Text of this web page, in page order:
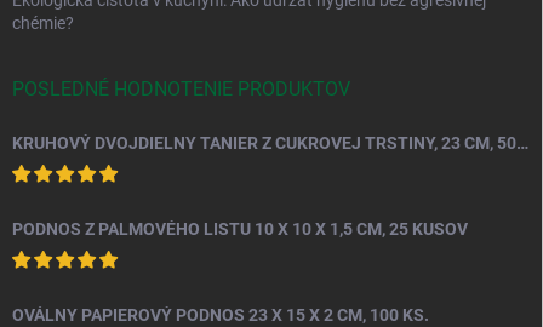
chémie?
POSLEDNÉ HODNOTENIE PRODUKTOV
KRUHOVÝ DVOJDIELNY TANIER Z CUKROVEJ TRSTINY, 23 CM, 50 KS.
PODNOS Z PALMOVÉHO LISTU 10 X 10 X 1,5 CM, 25 KUSOV
OVÁLNY PAPIEROVÝ PODNOS 23 X 15 X 2 CM, 100 KS.